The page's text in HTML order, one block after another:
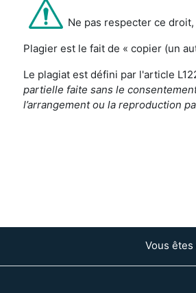
Ne pas respecter ce
Plagier est le fait de « copier (un
Le plagiat est défini par l'article
partielle faite sans le
l’arrangement ou la reproduction
Vous